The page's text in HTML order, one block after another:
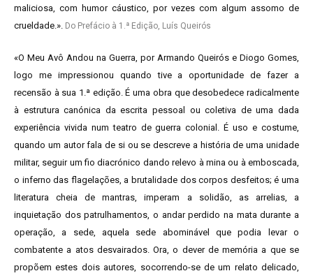
maliciosa, com humor cáustico, por vezes com algum assomo de
crueldade.». Do Prefácio à 1.ª Edição, Luís Queirós
«O Meu Avô Andou na Guerra, por Armando Queirós e Diogo Gomes,
logo me impressionou quando tive a oportunidade de fazer a
recensão à sua 1.ª edição. É uma obra que desobedece radicalmente
à estrutura canónica da escrita pessoal ou coletiva de uma dada
experiência vivida num teatro de guerra colonial. É uso e costume,
quando um autor fala de si ou se descreve a história de uma unidade
militar, seguir um fio diacrónico dando relevo à mina ou à emboscada,
o inferno das flagelações, a brutalidade dos corpos desfeitos; é uma
literatura cheia de mantras, imperam a solidão, as arrelias, a
inquietação dos patrulhamentos, o andar perdido na mata durante a
operação, a sede, aquela sede abominável que podia levar o
combatente a atos desvairados. Ora, o dever de memória a que se
propõem estes dois autores, socorrendo-se de um relato delicado,